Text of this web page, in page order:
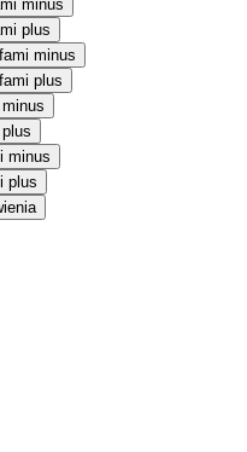
minus
plus
minus
plus
minus
plus